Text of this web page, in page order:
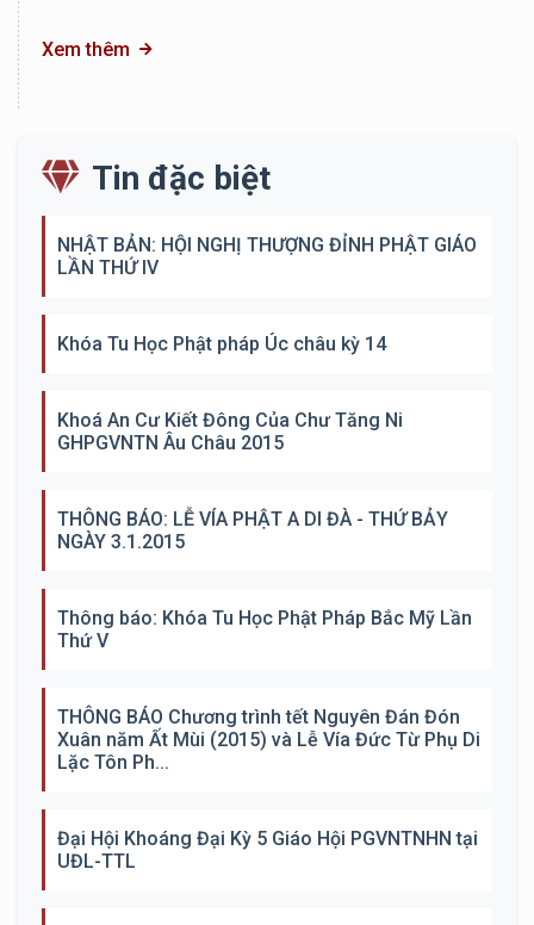
Xem thêm
Tin đặc biệt
NHẬT BẢN: HỘI NGHỊ THƯỢNG ĐỈNH PHẬT GIÁO
LẦN THỨ IV
Khóa Tu Học Phật pháp Úc châu kỳ 14
Khoá An Cư Kiết Đông Của Chư Tăng Ni
GHPGVNTN Âu Châu 2015
THÔNG BÁO: LỄ VÍA PHẬT A DI ĐÀ - THỨ BẢY
NGÀY 3.1.2015
Thông báo: Khóa Tu Học Phật Pháp Bắc Mỹ Lần
Thứ V
THÔNG BÁO Chương trình tết Nguyên Đán Đón
Xuân năm Ất Mùi (2015) và Lễ Vía Đức Từ Phụ Di
Lặc Tôn Ph...
Đại Hội Khoáng Đại Kỳ 5 Giáo Hội PGVNTNHN tại
UĐL-TTL